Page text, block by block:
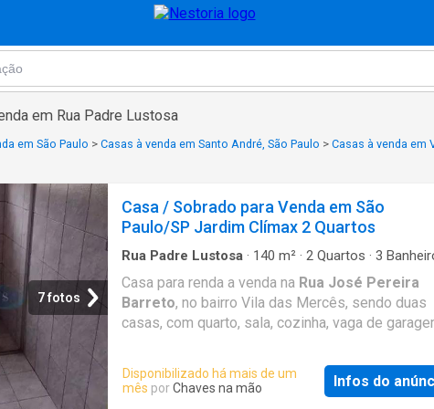
em Rua Padre Lustosa
em São Paulo > Casas à venda em Santo André, São Paulo > Casas à venda em
7 fotos
Casa / Sobrado para Venda em São
Paulo/SP Jardim Clímax 2 Quartos
Rua Padre Lustosa · 140 m² · 2 Quartos · 3
Casa para renda a venda na Rua José Pereira
Barreto, no bairro Vila das Mercês, sendo duas
casas, com quarto, sala, cozinha, vaga de
alugadas, da para construir kits para quem
ter um lucro maior nos alugueis, ou deixar uma
grande para moradia. Referência: CA0197
Disponibilizado há mais de um
mês porChaves na mão Infos do